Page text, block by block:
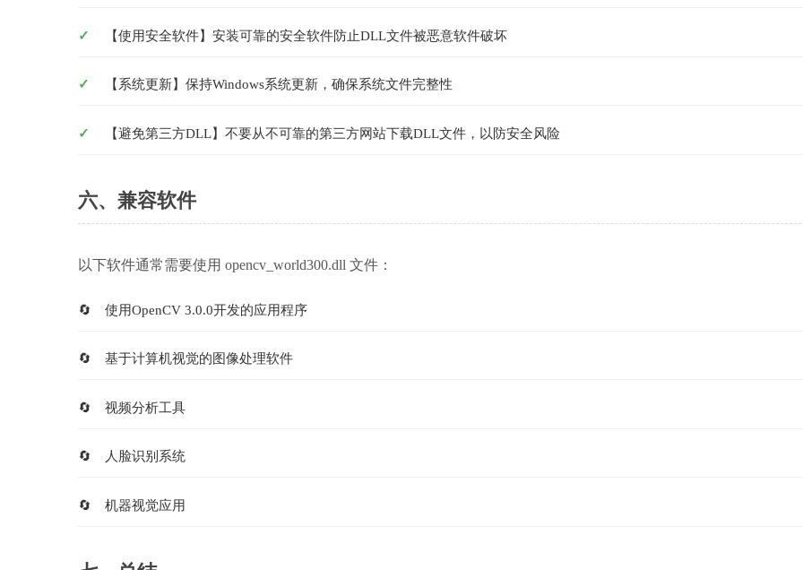
【使用安全软件】安装可靠的安全软件防止DLL文件被恶意软件破坏
【系统更新】保持Windows系统更新，确保系统文件完整性
【避免第三方DLL】不要从不可靠的第三方网站下载DLL文件，以防安全风险
六、兼容软件
以下软件通常需要使用 opencv_world300.dll 文件：
使用OpenCV 3.0.0开发的应用程序
基于计算机视觉的图像处理软件
视频分析工具
人脸识别系统
机器视觉应用